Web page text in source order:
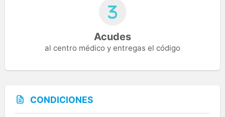
Acudes
al centro médico y entregas el código
CONDICIONES